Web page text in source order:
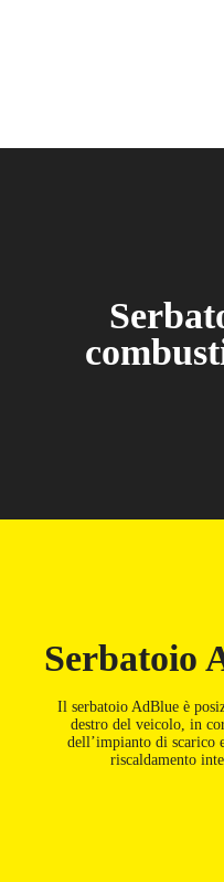
Serbatoio
Il serbatoio AdBlue è
destro del veicolo, in
dell’impianto di scarico
riscaldamento